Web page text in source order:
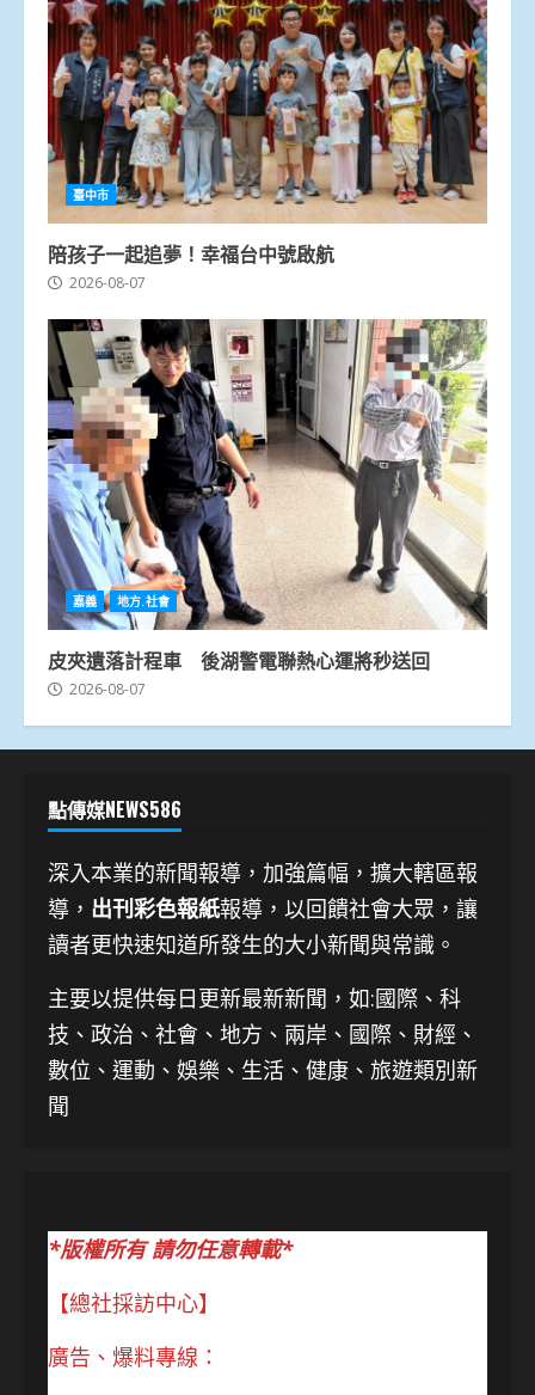
臺中市
陪孩子一起追夢！幸福台中號啟航
2026-08-07
嘉義 地方.社會
皮夾遺落計程車 後湖警電聯熱心運將秒送回
2026-08-07
點傳媒NEWS586
深入本業的新聞報導，加強篇幅，擴大轄區報
導， 出刊彩色報紙報導，以回饋社會大眾，讓
讀者更快速知道所發生的大小新聞與常識。
主要以提供每日更新最新新聞 ，如:國際、科
技、 政治、社會、地方、兩岸、國際、財經、
數位、運動、娛樂、生活、健康、旅遊類別新
聞
*版權所有 請勿任意轉載*
【總社採訪中心】
廣告、爆料專線：